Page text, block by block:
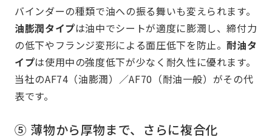
バインダーの種類で油への振る舞いも変えられます。
油膨潤タイプは油中でシートが適度に膨潤し、締付力
の低下やフランジ変形による面圧低下を防止。耐油タ
イプは使用中の強度低下が少なく耐久性に優れます。
当社のAF74（油膨潤）／AF70（耐油一般）がその代
表です。
⑤ 薄物から厚物まで、さらに複合化